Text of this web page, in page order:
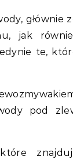
głównie
jak
te,
pod